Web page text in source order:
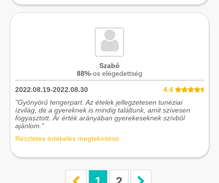
Szabó
88%-os elégedettség
2022.08.19-2022.08.30
4.4
"Gyönyörű tengerpart. Az ételek jellegzetesen tunéziai
ízvilág, de a gyereknek is mindig találtunk, amit szívesen
fogyasztott. Ár érték arányában gyerekeseknek szívből
ajánlom."
Részletes értékelés megtekintése